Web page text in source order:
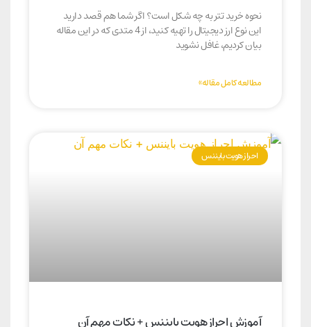
نحوه خرید تتر به چه شکل است؟ اگر شما هم قصد دارید
این نوع ارز دیجیتال را تهیه کنید، از 4 متدی که در این مقاله
بیان کردیم، غافل نشوید
مطالعه کامل مقاله»
احراز هویت بایننس
آموزش احراز هویت بایننس + نکات مهم آن